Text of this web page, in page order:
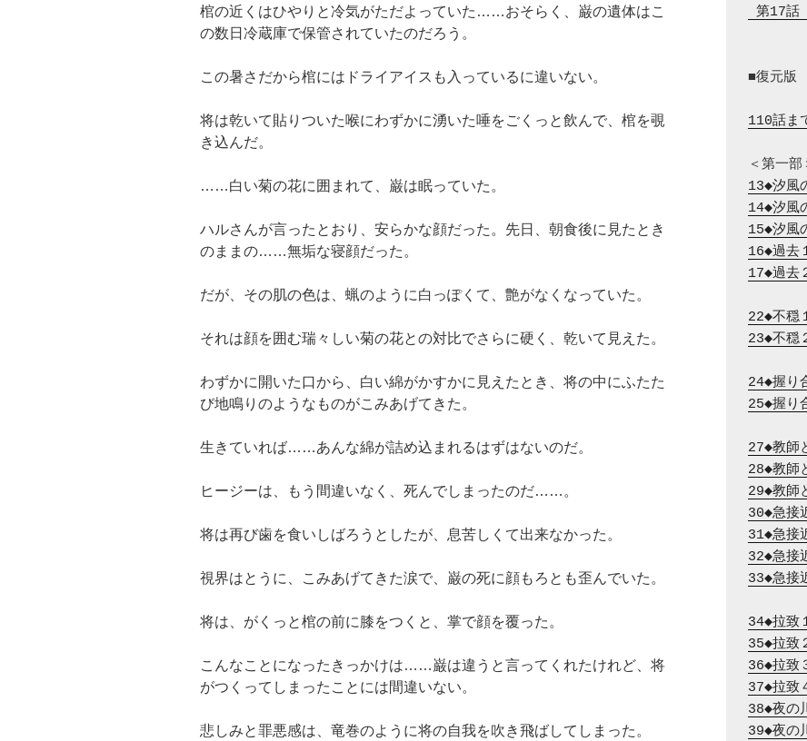
棺の近くはひやりと冷気がただよっていた……おそらく、巌の遺体はこ
の数日冷蔵庫で保管されていたのだろう。
この暑さだから棺にはドライアイスも入っているに違いない。
将は乾いて貼りついた喉にわずかに湧いた唾をごくっと飲んで、棺を覗
き込んだ。
……白い菊の花に囲まれて、巌は眠っていた。
ハルさんが言ったとおり、安らかな顔だった。先日、朝食後に見たとき
のままの……無垢な寝顔だった。
だが、その肌の色は、蝋のように白っぽくて、艶がなくなっていた。
それは顔を囲む瑞々しい菊の花との対比でさらに硬く、乾いて見えた。
わずかに開いた口から、白い綿がかすかに見えたとき、将の中にふたた
び地鳴りのようなものがこみあげてきた。
生きていれば……あんな綿が詰め込まれるはずはないのだ。
ヒージーは、もう間違いなく、死んでしまったのだ……。
将は再び歯を食いしばろうとしたが、息苦しくて出来なかった。
視界はとうに、こみあげてきた涙で、巌の死に顔もろとも歪んでいた。
将は、がくっと棺の前に膝をつくと、掌で顔を覆った。
こんなことになったきっかけは……巌は違うと言ってくれたけれど、将
がつくってしまったことには間違いない。
悲しみと罪悪感は、竜巻のように将の自我を吹き飛ばしてしまった。
第17話
■復元版
110話ま
13◆汐風
14◆汐風
15◆汐風
16◆過去
17◆過去
22◆不穏
23◆不穏
24◆握り
25◆握り
27◆教師
28◆教師
29◆教師
30◆急接
31◆急接
32◆急接
33◆急接
34◆拉致
35◆拉致
36◆拉致
37◆拉致
38◆夜の
39◆夜の